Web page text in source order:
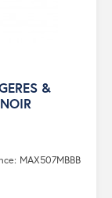
&
MAX507MBBB